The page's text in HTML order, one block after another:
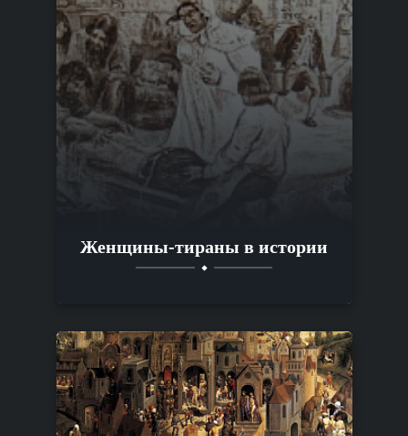
Женщины-тираны в истории